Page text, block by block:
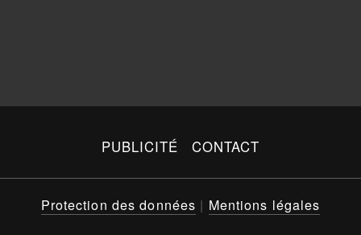
PUBLICITÉ CONTACT
Protection des données | Mentions légales